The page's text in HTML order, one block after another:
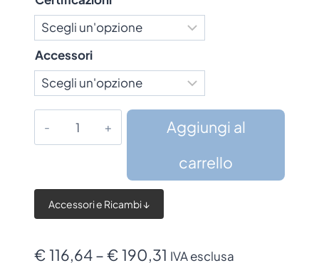
Accessori
quantità
Aggiungi al
carrello
Accessori e Ricambi ↓
€ 116,64–€ 190,31 Fascia
IVA esclusa